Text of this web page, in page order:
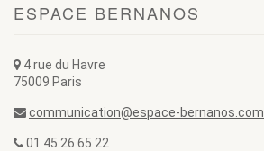
ESPACE BERNANOS
4 rue du Havre
75009 Paris
communication@espace-bernanos.com
01 45 26 65 22